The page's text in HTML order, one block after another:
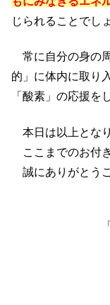
じられることでし
常に自分の身の
的」に体内に取り
「酸素」の応援を
本日は以上となり
ここまでのお付
誠にありがとう